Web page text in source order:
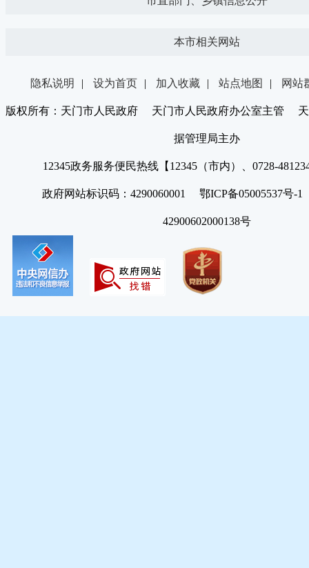
本市相关网站
隐私说明 | 设为首页 | 加入收藏 | 站点地图 | 网站
版权所有：天门市人民政府 天门市人民政府办公室主管 天
据管理局主办
12345政务服务便民热线【12345（市内）、0728-
政府网站标识码：4290060001 鄂ICP备05005537号
42900602000138号